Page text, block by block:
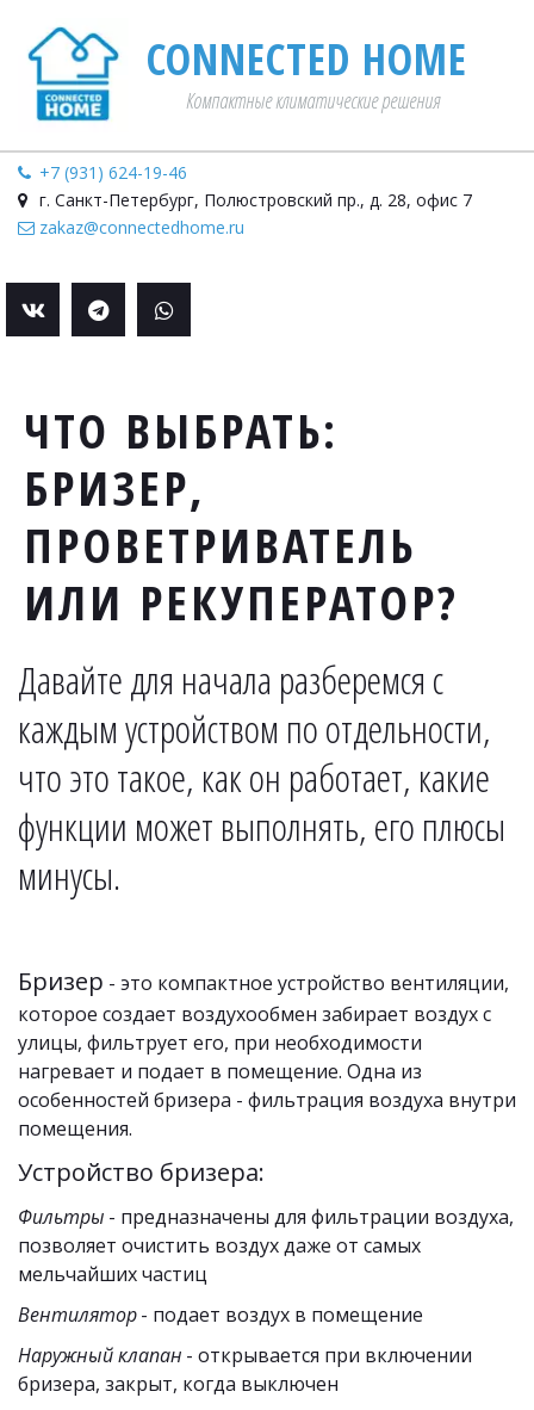
CONNECTED HOME­­
Компактные климатические решения
+7 (931) 624-19-46
г. Санкт-Петербург, Полюстровский пр., д. 28, офис 7
zakaz@connectedhome.ru
ЧТО ВЫБРАТЬ:
БРИЗЕР,
ПРОВЕТРИВАТЕЛЬ
ИЛИ РЕКУПЕРАТОР?
Давайте для начала разберемся с
каждым устройством по отдельности,
что это такое, как он работает, какие
функции может выполнять, его плюсы
минусы.
Бризер - это компактное устройство вентиляции,
которое создает воздухообмен забирает воздух с
улицы, фильтрует его, при необходимости
нагревает и подает в помещение. Одна из
особенностей бризера - фильтрация воздуха внутри
помещения.
Устройство бризера:
Фильтры - предназначены для фильтрации воздуха,
позволяет очистить воздух даже от самых
мельчайших частиц
Вентилятор - подает воздух в помещение
Наружный клапан - открывается при включении
бризера, закрыт, когда выключен